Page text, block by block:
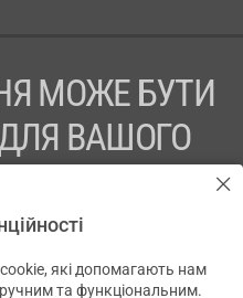
МОЖЕ БУТИ
ВАШОГО
ПРОКОНСУЛЬТУЙТЕСЬ
які допомагають нам
та функціональним.
✕